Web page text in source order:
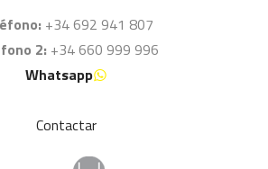
+34 692 941 807
2: +34 660 999 996
Whatsapp
Contactar